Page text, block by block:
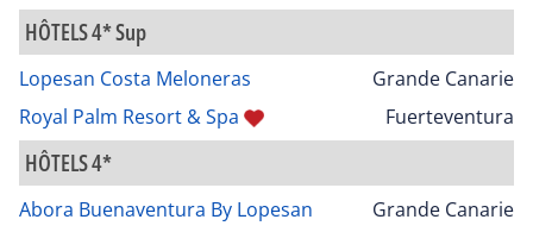
HÔTELS 4* Sup
Lopesan Costa Meloneras
Grande Canarie
Royal Palm Resort & Spa
Fuerteventura
HÔTELS 4*
Abora Buenaventura By Lopesan
Grande Canarie